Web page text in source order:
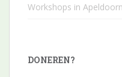
Workshops in
DONEREN?